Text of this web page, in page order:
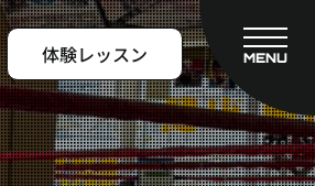
体験レッスン
MENU